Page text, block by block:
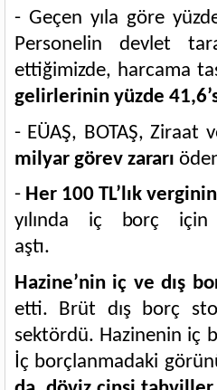
- Geçen yıla göre
Personelin devlet
ettiğimizde, harcama
gelirlerinin yüzde
- EÜAŞ, BOTAŞ, Ziraat
milyar görev zararı
- Her 100 TL’lık
yılında iç borç için
Hazine’nin iç ve dış
etti. Brüt dış borç
sektördü. Hazinenin iç
İç borçlanmadaki